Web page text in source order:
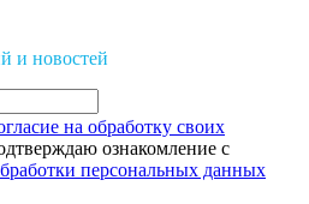
и новостей
на обработку своих
ознакомление с
персональных данных